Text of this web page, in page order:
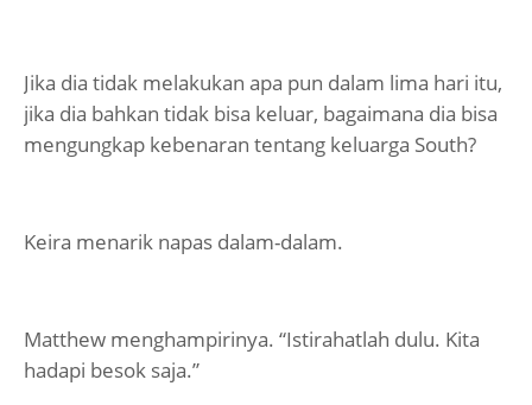
Jika dia tidak melakukan apa pun dalam lima hari itu,
jika dia bahkan tidak bisa keluar, bagaimana dia bisa
mengungkap kebenaran tentang keluarga South?
Keira menarik napas dalam-dalam.
Matthew menghampirinya. “Istirahatlah dulu. Kita
hadapi besok saja.”